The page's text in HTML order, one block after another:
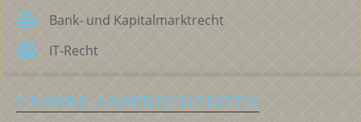
Bank- und Kapitalmarktrecht
IT-Recht
UNSERE ANSPRECHZEITEN